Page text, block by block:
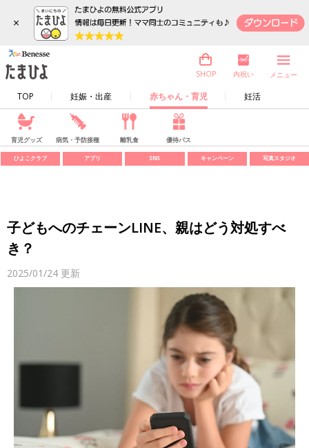
×
TOP 妊娠・出産 赤ちゃん・育児 妊活
SHOP 内祝い メニュー
育児グッズ 病気・予防接種 離乳食 優待パス
ひよこクラブ アプリ SNS キャンペーン 写真スタジオ
子どもへのチェーンLINE、親はどう対処すべ
き？
2025/01/24 更新